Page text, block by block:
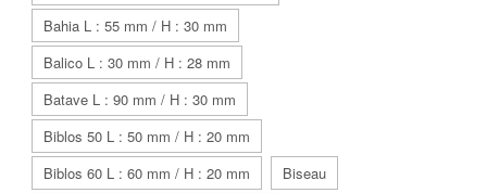
Bahia L : 55 mm / H : 30 mm
Balico L : 30 mm / H : 28 mm
Batave L : 90 mm / H : 30 mm
Biblos 50 L : 50 mm / H : 20 mm
Biblos 60 L : 60 mm / H : 20 mm
Biseau